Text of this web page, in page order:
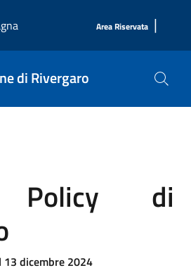
Area Riservata |
di Rivergaro
Policy di
13 dicembre 2024